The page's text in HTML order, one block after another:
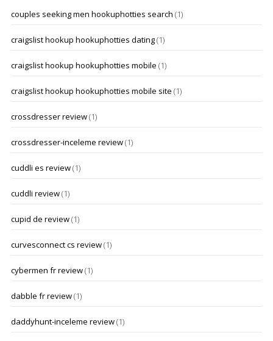
couples seeking men hookuphotties search (1)
craigslist hookup hookuphotties dating(1)
craigslist hookup hookuphotties mobile (1)
craigslist hookup hookuphotties mobile site (1)
crossdresser review(1)
crossdresser-inceleme review(1)
cuddli es review(1)
cuddli review(1)
cupid de review(1)
curvesconnect cs review(1)
cybermen fr review(1)
dabble fr review(1)
daddyhunt-inceleme review(1)